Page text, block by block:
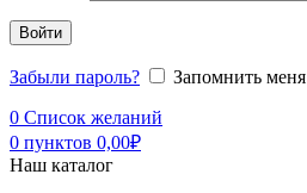
Войти
Забыли пароль?
Запомнить меня
0 Список желаний
0 пунктов 0,00₽
Наш каталог